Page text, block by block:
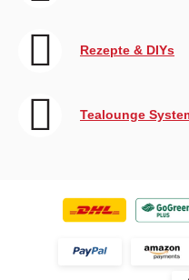
Rezepte & DIYs
Tealounge